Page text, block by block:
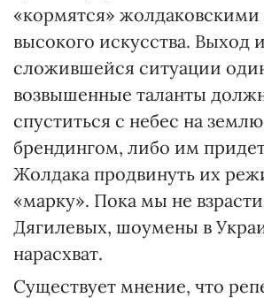
«кормятся»
высокого искусства. Выход
сложившейся ситуации
возвышенные таланты
спуститься с небес на
брендингом, либо им
Жолдака продвинуть их
«марку». Пока мы не
Дягилевых, шоумены в
нарасхват.
Существует мнение, что